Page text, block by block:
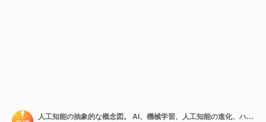
人工知能の抽象的な概念図。 AI、機械学習、人工知能の進化、ハイテク、最先端技術、認知ロボティクス。